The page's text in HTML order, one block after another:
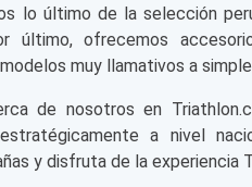
lo último de la selección
último, ofrecemos
muy llamativos a
de nosotros en
a nivel
y disfruta de la experiencia